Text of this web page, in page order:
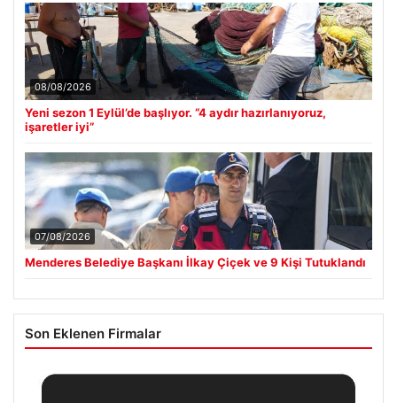
08/08/2026
Yeni sezon 1 Eylül’de başlıyor. “4 aydır hazırlanıyoruz,
işaretler iyi”
07/08/2026
Menderes Belediye Başkanı İlkay Çiçek ve 9 Kişi Tutuklandı
Son Eklenen Firmalar